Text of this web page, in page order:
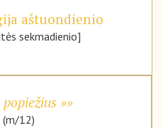
aštuondienio
sekmadienio]
(m/12)